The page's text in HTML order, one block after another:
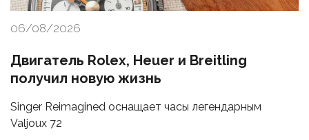
06/08/2026
Двигатель Rolex, Heuer и Breitling
получил новую жизнь
Singer Reimagined оснащает часы легендарным
Valjoux 72